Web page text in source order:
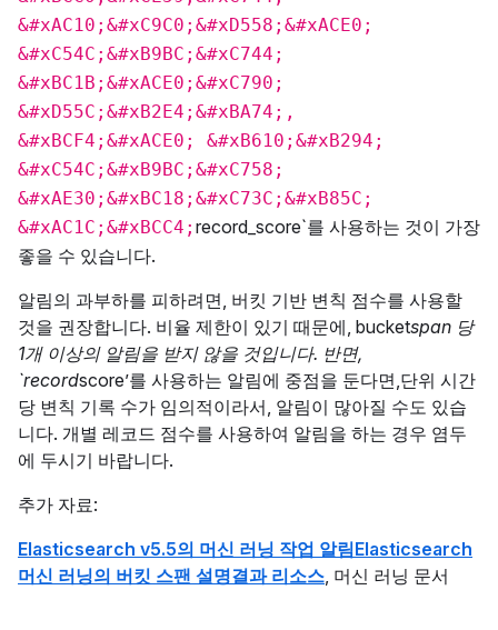
&#xAC10;&#xC9C0;&#xD558;&#xACE0;
&#xC54C;&#xB9BC;&#xC744;
&#xBC1B;&#xACE0;&#xC790;
&#xD55C;&#xB2E4;&#xBA74;,
&#xBCF4;&#xACE0; &#xB610;&#xB294;
&#xC54C;&#xB9BC;&#xC758;
&#xAE30;&#xBC18;&#xC73C;&#xB85C;
&#xAC1C;&#xBCC4; record_score`를 사용하는 것이 가장
좋을 수 있습니다.
알림의 과부하를 피하려면, 버킷 기반 변칙 점수를 사용할
것을 권장합니다. 비율 제한이 있기 때문에, bucketspan 당
1개 이상의 알림을 받지 않을 것입니다. 반면,
`recordscore’를 사용하는 알림에 중점을 둔다면,단위 시간
당 변칙 기록 수가 임의적이라서, 알림이 많아질 수도 있습
니다. 개별 레코드 점수를 사용하여 알림을 하는 경우 염두
에 두시기 바랍니다.
추가 자료:
Elasticsearch v5.5의 머신 러닝 작업 알림Elasticsearch
머신 러닝의 버킷 스팬 설명결과 리소스, 머신 러닝 문서